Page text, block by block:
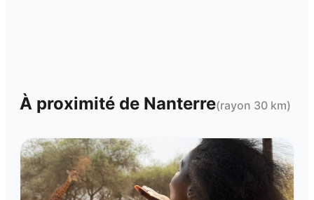
À proximité de Nanterre(rayon 30 km)